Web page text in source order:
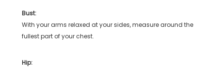
Bust:
With your arms relaxed at your sides, measure around the
fullest part of your chest.
Hip: